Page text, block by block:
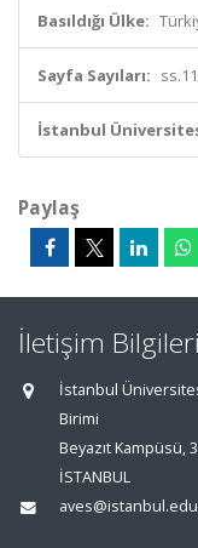
Basıldığı Ülke:
Sayfa Sayıları:
İstanbul
Paylaş
İletişim Bilgileri
İstanbul
Birimi
Beyazıt Kampüsü,
İSTANBUL